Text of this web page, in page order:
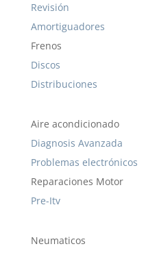
Revisión
Amortiguadores
Frenos
Discos
Distribuciones
Aire acondicionado
Diagnosis Avanzada
Problemas electrónicos
Reparaciones Motor
Pre-Itv
Neumaticos